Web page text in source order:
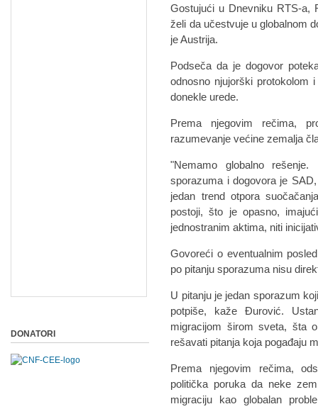
Gostujući u Dnevniku RTS-a,
želi da učestvuje u globalnom
je Austrija.
Podseča da je dogovor
odnosno njujorški protokolom
donekle urede.
Prema njegovim rečima,
razumevanje većine zemalja
"Nemamo globalno
sporazuma i dogovora je
jedan trend otpora
postoji, što je opasno,
jednostranim aktima, niti
Govoreći o eventualnim
po pitanju sporazuma nisu
U pitanju je jedan sporazum
potpiše, kaže Đurović.
migracijom širom sveta, šta
rešavati pitanja koja pogađaju
Prema njegovim rečima,
politička poruka da neke
migraciju kao globalan
DONATORI